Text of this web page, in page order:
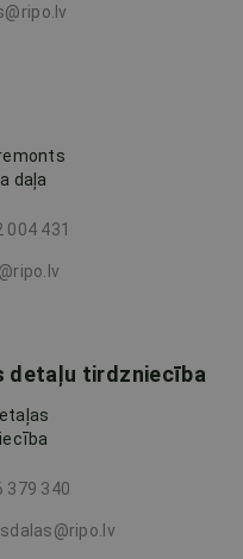
daļa
004 431
detaļu tirdzniecība
379 340